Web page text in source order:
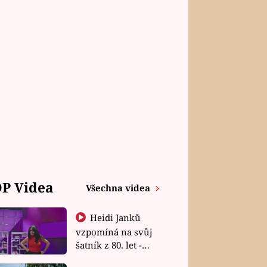
Videa Všechna videa
Heidi Janků
vzpomíná na svůj
šatník z 80. let -